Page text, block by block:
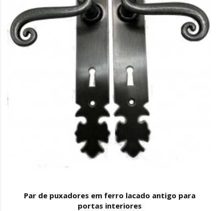
Par de puxadores em ferro lacado antigo para
portas interiores